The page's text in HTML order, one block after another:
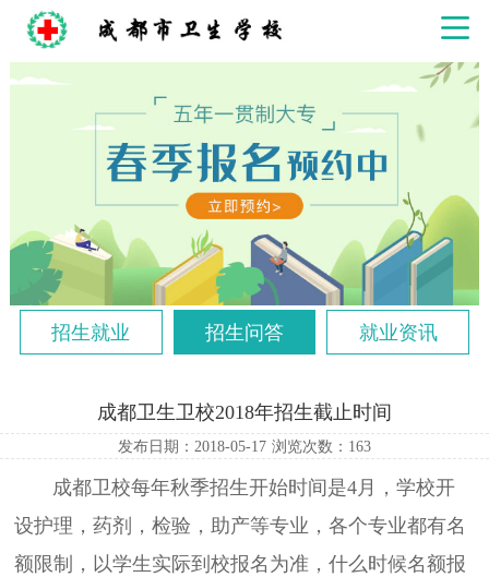
招生就业 招生问答 就业资讯
成都卫生卫校2018年招生截止时间
发布日期：2018-05-17 浏览次数： 163
成都卫校每年秋季招生开始时间是4月，学校开
设护理，药剂，检验，助产等专业，各个专业都有名
额限制，以学生实际到校报名为准，什么时候名额报